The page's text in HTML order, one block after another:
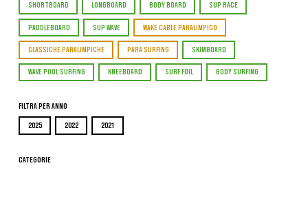
SHORTBOARD LONGBOARD BODY BOARD SUP RACE
PADDLEBOARD SUP WAVE WAKE CABLE PARALIMPICO
CLASSICHE PARALIMPICHE PARA SURFING SKIMBOARD
WAVE POOL SURFING KNEEBOARD SURF FOIL BODY SURFING
Filtra per Anno
2025 2022 2021
Categorie